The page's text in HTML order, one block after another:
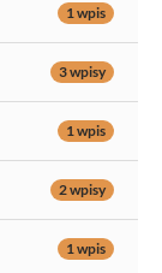
1 wpis
3 wpisy
1 wpis
2 wpisy
1 wpis